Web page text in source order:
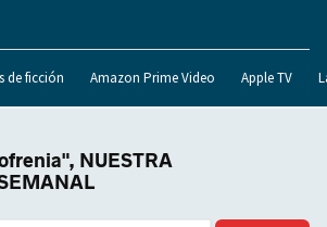
de ficción Amazon Prime Video Apple TV
NUESTRA